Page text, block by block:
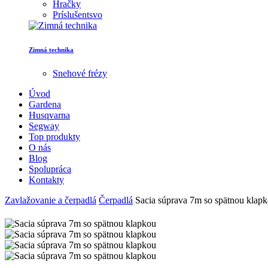
Hračky
Príslušentsvo
Zimná technika
Snehové frézy
Úvod
Gardena
Husqvarna
Segway
Top produkty
O nás
Blog
Spolupráca
Kontakty
Zavlažovanie a čerpadlá Čerpadlá Sacia súprava 7m so spätnou